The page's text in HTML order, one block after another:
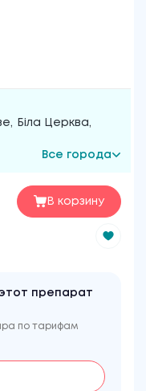
, Біла Церква,
Все города
В корзину
препарат
по тарифам